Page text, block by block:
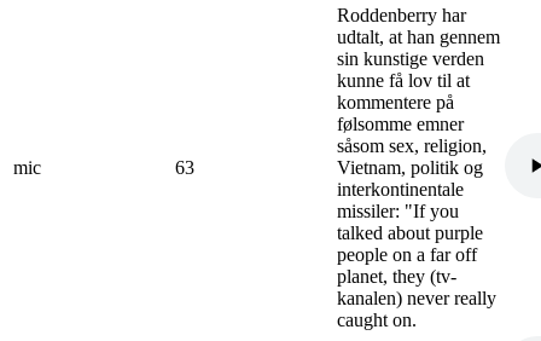
mic 63
Roddenberry har
udtalt, at han gennem
sin kunstige verden
kunne få lov til at
kommentere på
følsomme emner
såsom sex, religion,
Vietnam, politik og
interkontinentale
missiler: "If you
talked about purple
people on a far off
planet, they (tv-
kanalen) never really
caught on.